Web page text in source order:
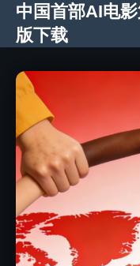
中国首部AI电
版下载